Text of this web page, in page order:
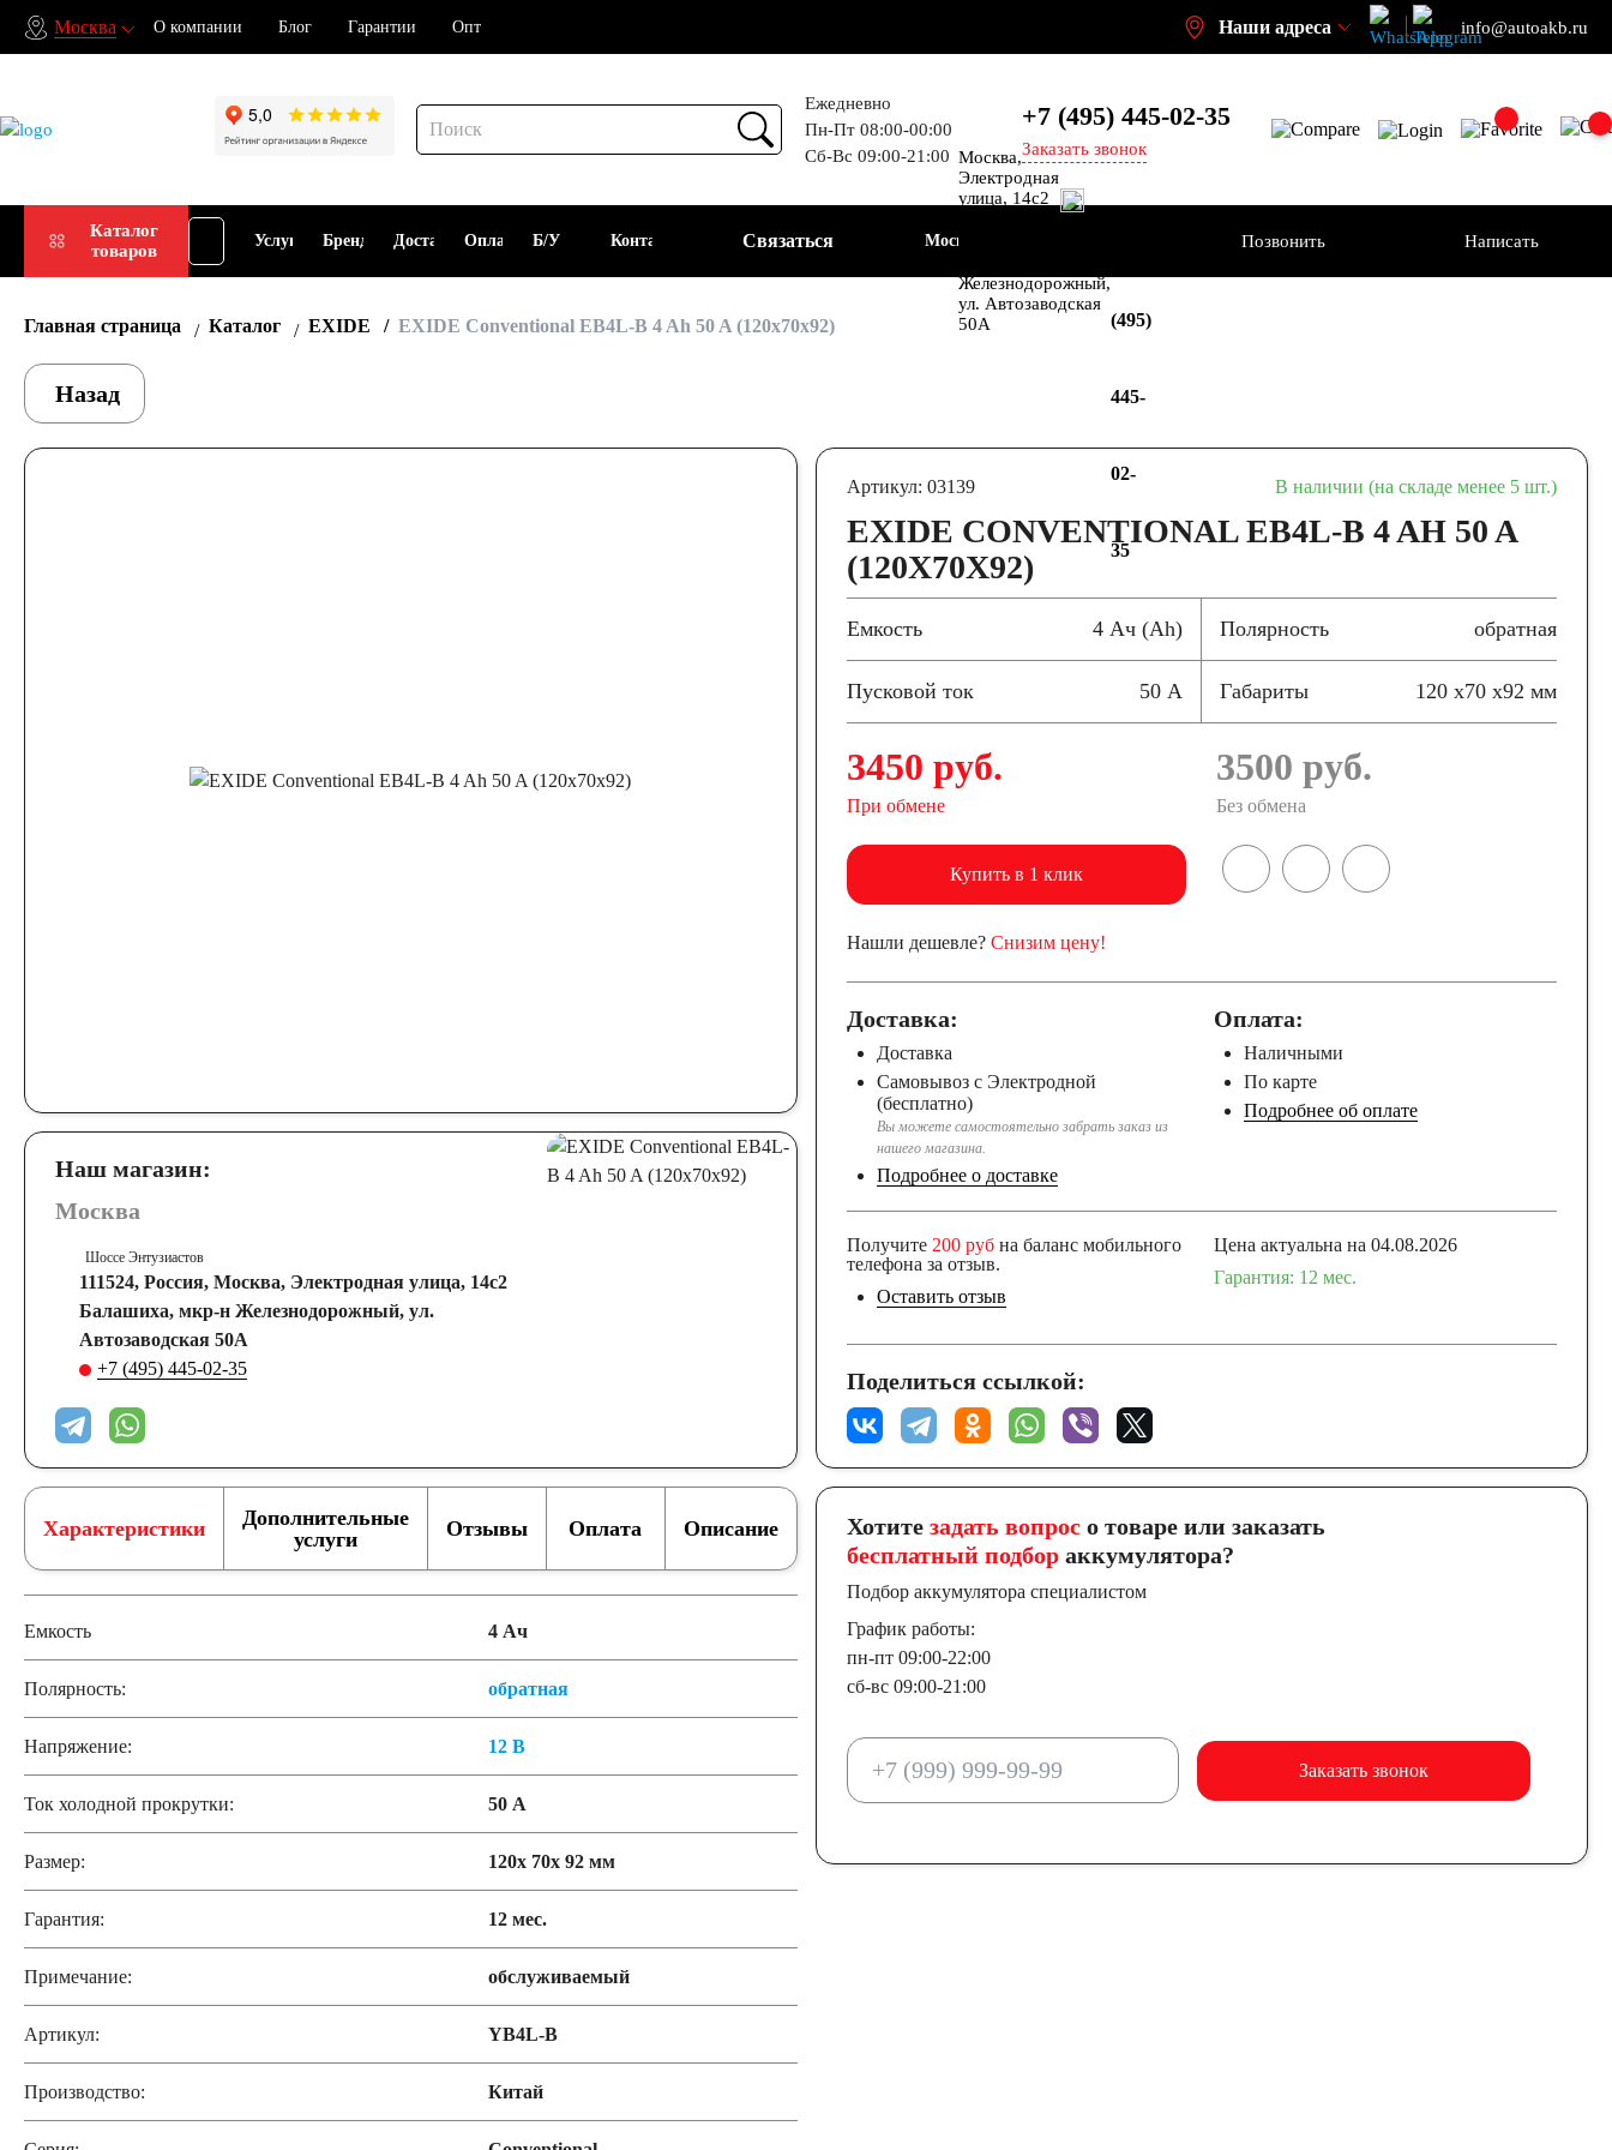
Москва О компании Блог Гарантии Опт Наши адреса info@autoakb.ru
Ежедневно
Пн-Пт 08:00-00:00
Сб-Вс 09:00-21:00
+7 (495)445-02-35
Заказать звонок
Каталог
товаров
Подбор
АКБ
Услуги Бренды ДоставкаОплата Б/У
АКБ
Контакты Связаться Москва
Москва,
Электродная
улица, 14с2
Энтузиастов
Железнодорожный,
ул. Автозаводская
50А
(495)
445-
02-
35
Позвонить Написать
Главная страница Каталог EXIDE EXIDE Conventional EB4L-B 4 Ah 50 A (120x70x92)
Назад
Наш магазин:
Москва
Шоссе Энтузиастов
111524, Россия, Москва, Электродная улица, 14с2
Балашиха, мкр-н Железнодорожный, ул.
Автозаводская 50А
+7 (495) 445-02-35
Артикул: 03139 В наличии (на складе менее 5 шт.)
EXIDE CONVENTIONAL EB4L-B 4 AH 50 A
(120X70X92)
Емкость 4 Ач (Ah) Полярность обратная
Пусковой ток 50 А Габариты 120 x70 x92 мм
3450 руб.
При обмене
3500 руб.
Без обмена
Купить в 1 клик
Нашли дешевле? Снизим цену!
Доставка:
Доставка
Самовывоз с Электродной
(бесплатно)
Вы можете самостоятельно забрать заказ из
нашего магазина.
Подробнее о доставке
Оплата:
Наличными
По карте
Подробнее об оплате
Получите 200 рубна баланс мобильного
телефона за отзыв.
Оставить отзыв
Цена актуальна на 04.08.2026
Гарантия: 12 мес.
Поделиться ссылкой:
Характеристики
Дополнительные
услуги
Отзывы Оплата Описание
Емкость 4 Ач
Полярность: обратная
Напряжение: 12 В
Ток холодной прокрутки: 50 А
Размер: 120x 70x 92 мм
Гарантия: 12 мес.
Примечание: обслуживаемый
Артикул: YB4L-B
Производство: Китай
Хотите задать вопросо товаре или заказать
бесплатный подбораккумулятора?
Подбор аккумулятора специалистом
График работы:
пн-пт 09:00-22:00
сб-вс 09:00-21:00
Заказать звонок